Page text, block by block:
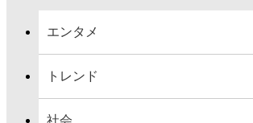
エンタメ
トレンド